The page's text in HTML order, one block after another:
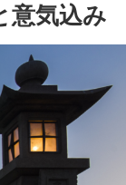
意気込み